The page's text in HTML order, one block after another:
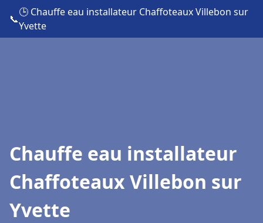
📞
🕒 Chauffe eau installateur Chaffoteaux Villebon sur
Yvette
Chauffe eau installateur
Chaffoteaux Villebon sur
Yvette